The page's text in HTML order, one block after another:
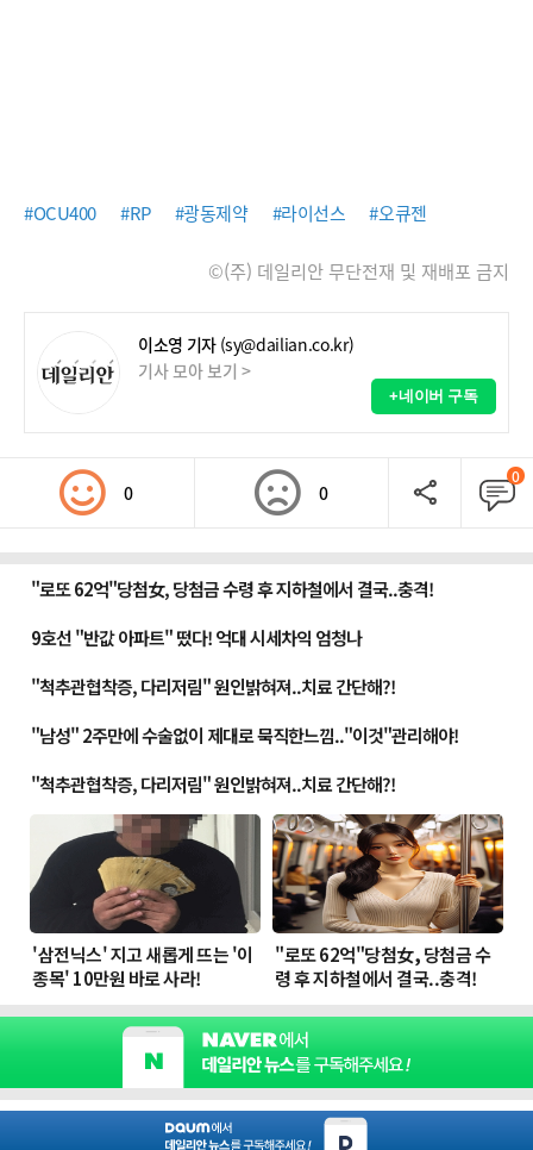
#OCU400 #RP #광동제약 #라이선스 #오큐젠
©(주) 데일리안 무단전재 및 재배포 금지
이소영 기자 (sy@dailian.co.kr)
기사 모아 보기 >
+네이버 구독
0 0
0